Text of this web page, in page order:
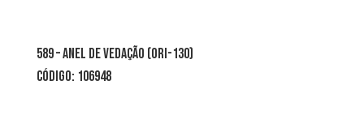
589 – ANEL DE VEDAÇÃO (ORI-130)
CÓDIGO: 106948